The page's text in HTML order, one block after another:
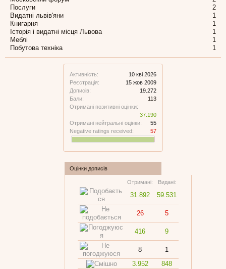
Активність:
10 кві 2026
Реєстрація:
15 жов 2009
Дописів:
19.272
Бали:
113
Отримані позитивні оцінки:
37.190
Отримані нейтральні оцінки:
55
Negative ratings received:
57
Оцінки дописів
Отримані: Видані:
31.892 59.531
26 5
416 9
8
1
3.952
848
Послуги
2
Видатні львів'яни
1
Книгарня
1
Історія і видатні місця Львова
1
Меблі
1
Побутова техніка
1